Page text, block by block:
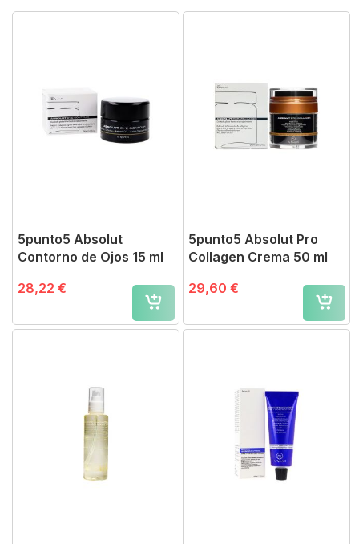
5punto5 Absolut
Contorno de Ojos 15 ml
28,22 €
5punto5 Absolut Pro
Collagen Crema 50 ml
29,60 €